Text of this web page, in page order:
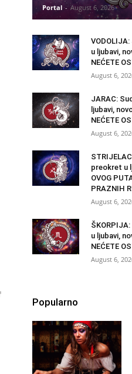
Portal - August 6, 2026
u ljubavi,
NEĆETE
August 6,
JARAC:
ljubavi,
NEĆETE
August 6,
preokret u
OVOG
PRAZNIH
August 6,
u ljubavi,
NEĆETE
August 6,
Popularno